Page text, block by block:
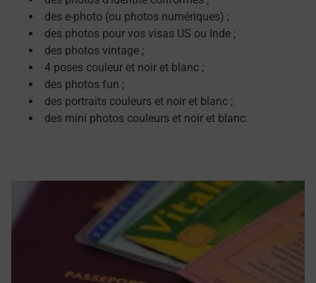
des e-photo (ou photos numériques) ;
des photos pour vos visas US ou Inde ;
des photos vintage ;
4 poses couleur et noir et blanc ;
des photos fun ;
des portraits couleurs et noir et blanc ;
des mini photos couleurs et noir et blanc.